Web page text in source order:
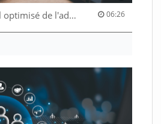
Le système salarial optimisé de l'administration fédérale 06:26